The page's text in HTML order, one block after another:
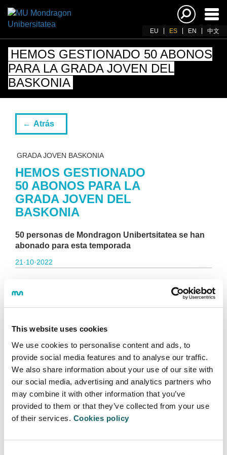
This website uses cookies
We use cookies to personalise content and ads, to
provide social media features and to analyse our traffic.
We also share information about your use of our site with
our social media, advertising and analytics partners who
may combine it with other information that you’ve
provided to them or that they’ve collected from your use
of their services. Cookies policy
EU ES EN 中文
HEMOS GESTIONADO 50 ABONOS
PARA LA GRADA JOVEN DEL
BASKONIA
Atrás
GRADA JOVEN BASKONIA
HEMOS GESTIONADO
50 ABONOS PARA LA
GRADA JOVEN DEL
BASKONIA
50 personas de Mondragon Unibertsitatea se han
abonado para esta temporada
21·10·2022
Una vez más, este curso hemos abierto la opción de
atractivo y hemos conseguido gestionar 50 abonos
hasta ahora. Estos abonos tienen incluidos todos los
partidos de liga y Euroliga de la fase regular; una
buena oportunidad de disfrutar del baloncesto de alto
nivel.
Aún puede haber opción de gestionar unos últimos